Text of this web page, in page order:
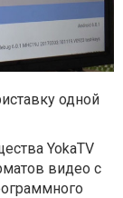
одной
YokaTV
видео с